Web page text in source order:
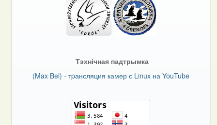
Тэхнічная падтрымка
(Max Bel) - тpансляция камер с Linux на YouTube